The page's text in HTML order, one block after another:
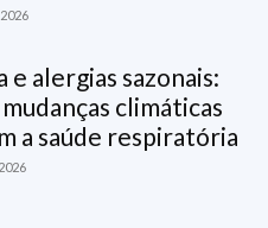
e alergias sazonais:
climáticas
a saúde respiratória